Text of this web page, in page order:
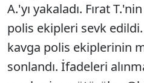
A.'yı yakaladı. Fırat
polis ekipleri sevk edildi.
kavga polis ekiplerinin
sonlandı. İfadeleri